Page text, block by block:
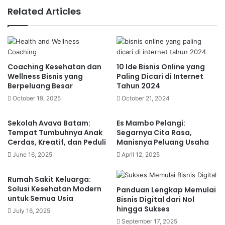
Kesimpulan
Bagi para pelaku usaha, memahami mengapa
bisnis retail tetap relevan dan bahkan semakin
berkembang di era modern adalah langkah penting
untuk menentukan strategi yang tepat. Dalam
artikel ini, kita akan membahas
5 fakta menarik
mengapa bisnis retail adalah pilihan tepat di era
digital, sekaligus memberikan panduan singkat
bagi Anda yang ingin terjun ke dalam dunia bisbis
ini.
Perubahan Perilaku
Related Articles
Coaching Kesehatan dan
Wellness Bisnis yang
Berpeluang Besar
October 19, 2025
10 Ide Bisnis Online yang
Paling Dicari di Internet
Tahun 2024
October 21, 2024
Sekolah Avava Batam:
Tempat Tumbuhnya Anak
Cerdas, Kreatif, dan Peduli
June 16, 2025
Es Mambo Pelangi:
Segarnya Cita Rasa,
Manisnya Peluang Usaha
April 12, 2025
Rumah Sakit Keluarga:
Solusi Kesehatan Modern
untuk Semua Usia
July 16, 2025
Panduan Lengkap Memulai
Bisnis Digital dari Nol
hingga Sukses
September 17, 2025